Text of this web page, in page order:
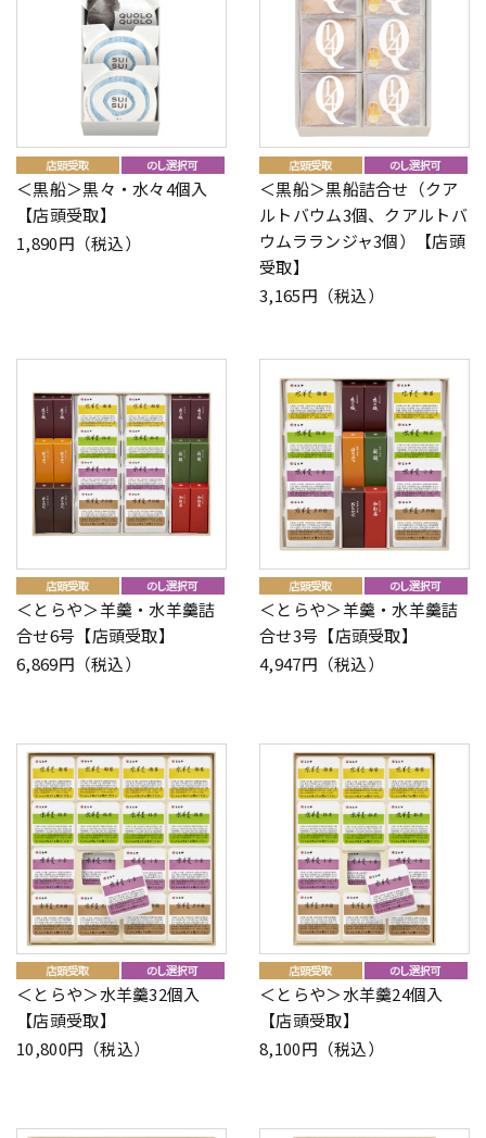
＜黒船＞黒々・水々4個入
【店頭受取】
1,890円（税込）
＜黒船＞黒船詰合せ（クア
ルトバウム3個、クアルトバ
ウムラランジャ3個）【店頭
受取】
3,165円（税込）
＜とらや＞羊羹・水羊羹詰
合せ6号【店頭受取】
6,869円（税込）
＜とらや＞羊羹・水羊羹詰
合せ3号【店頭受取】
4,947円（税込）
＜とらや＞水羊羹32個入
【店頭受取】
10,800円（税込）
＜とらや＞水羊羹24個入
【店頭受取】
8,100円（税込）